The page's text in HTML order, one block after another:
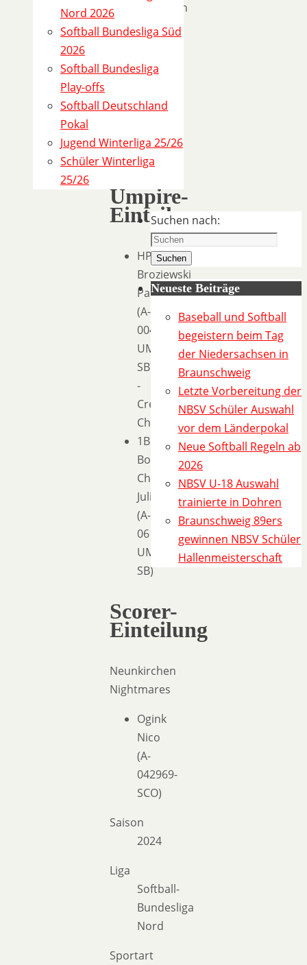
Softballstadion
Neunkirchen-
Schöneshofer
6,
Neunkirchen-
Seelscheid
Umpire-
Einteilung
HP:
Broziewski
Paul
(A-
004352-
UMP-
SB)
-
Crew
Chief
1B:
Bock
Christina
Julia
(A-
061988-
UMP-
SB)
Scorer-
Einteilung
Neunkirchen
Nightmares
Ogink
Nico
(A-
042969-
SCO)
Saison
2024
Liga
Softball-
Bundesliga
Nord
Sportart
Nord 2026
Softball Bundesliga Süd
2026
Softball Bundesliga
Play-offs
Softball Deutschland
Pokal
Jugend Winterliga 25/26
Schüler Winterliga
25/26
Suchen nach:
Suchen
Neueste Beiträge
Baseball und Softball
begeistern beim Tag
der Niedersachsen in
Braunschweig
Letzte Vorbereitung der
NBSV Schüler Auswahl
vor dem Länderpokal
Neue Softball Regeln ab
2026
NBSV U-18 Auswahl
trainierte in Dohren
Braunschweig 89ers
gewinnen NBSV Schüler
Hallenmeisterschaft